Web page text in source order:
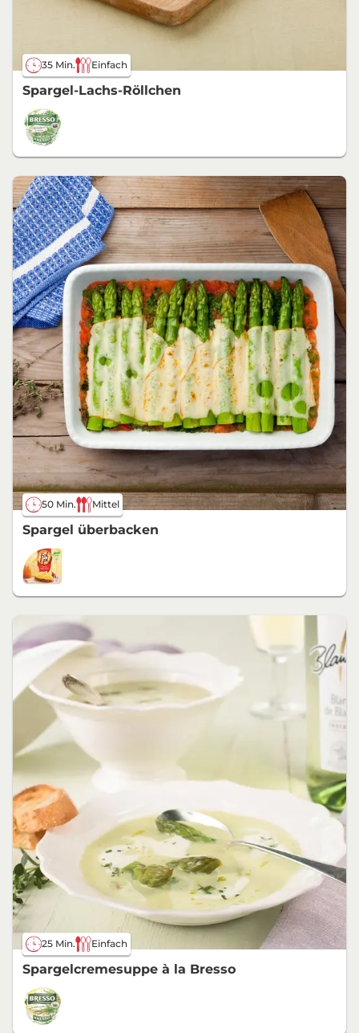
35 Min. Einfach
Spargel-Lachs-Röllchen
50 Min. Mittel
Spargel überbacken
25 Min. Einfach
Spargelcremesuppe à la Bresso